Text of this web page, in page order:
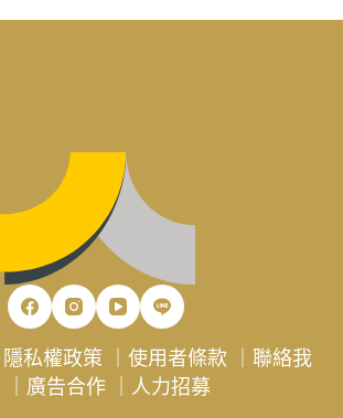
隱私權政策 ｜使用者條款 ｜聯絡我
廣告合作｜ 人力招募